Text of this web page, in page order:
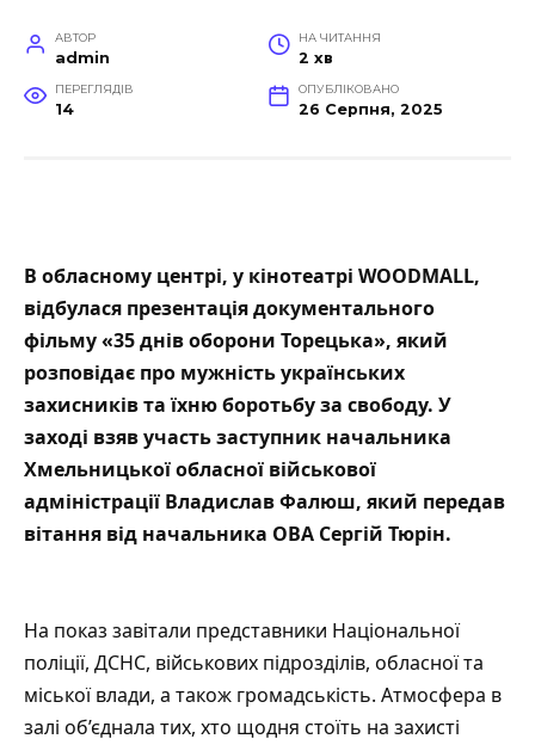
АВТОР
admin
НА ЧИТАННЯ
2 хв
ПЕРЕГЛЯДІВ
14
ОПУБЛІКОВАНО
26 Серпня, 2025
В обласному центрі, у кінотеатрі WOODMALL,
відбулася презентація документального
фільму «35 днів оборони Торецька», який
розповідає про мужність українських
захисників та їхню боротьбу за свободу. У
заході взяв участь заступник начальника
Хмельницької обласної військової
адміністрації Владислав Фалюш, який передав
вітання від начальника ОВА Cергій Тюрін.
На показ завітали представники Національної
поліції, ДСНС, військових підрозділів, обласної та
міської влади, а також громадськість. Атмосфера в
залі об’єднала тих, хто щодня стоїть на захисті